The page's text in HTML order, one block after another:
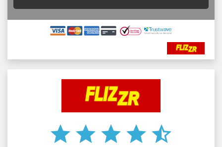
star star star star star_half